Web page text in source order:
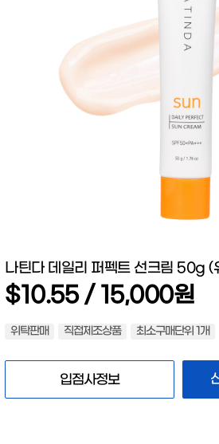
나틴다 데일리 퍼펙트 선크림 50g (
$10.55 / 15,000원
위탁판매 직접제조상품 최소구매단위 1개
입점사정보